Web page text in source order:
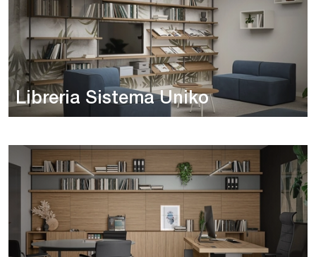
Libreria Sistema Uniko